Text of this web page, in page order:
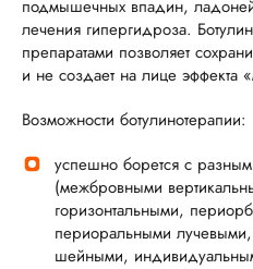
подмышечных впадин,
лечения гипергидроза.
препаратами позволяет
и не создает на лице эффекта
Возможности ботулинотерапии:
успешно борется с
(межбровными
горизонтальными,
периоральными
шейными,